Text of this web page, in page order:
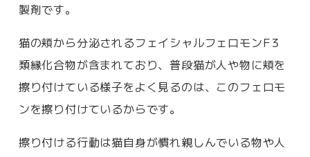
製剤です。
猫の頬から分泌されるフェイシャルフェロモンF３
類縁化合物が含まれており、普段猫が人や物に頬を
擦り付けている様子をよく見るのは、このフェロモ
ンを擦り付けているからです。
擦り付ける行動は猫自身が慣れ親しんでいる物や人